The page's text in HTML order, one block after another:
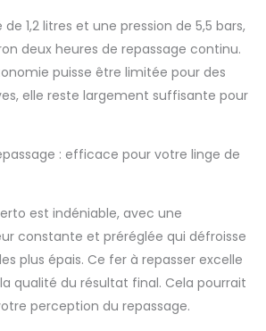
système, gommes
pour les supports du
fer, plaque en
aluminium CONTRÔLE
DE LA TEMPÉRATURE:
sans abîmer les
régler la température
du fer à l'aide du
bouton gradué placé
sur le fer POIGNÉE
PROFESSIONNELLE:
Antidérapant et anti-
1,2 litres et une pression de 5,5 bars,
deux heures de repassage continu.
puisse être limitée pour des
elle reste largement suffisante pour
: efficace pour votre linge de
est indéniable, avec une
constante et préréglée qui défroisse
plus épais. Ce fer à repasser excelle
qualité du résultat final. Cela pourrait
perception du repassage.